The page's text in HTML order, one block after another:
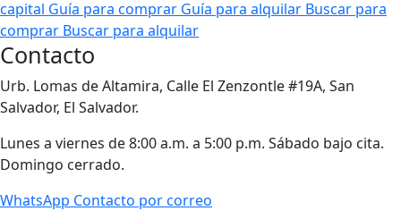
capital Guía para comprar Guía para alquilar Buscar para
comprar Buscar para alquilar
Contacto
Urb. Lomas de Altamira, Calle El Zenzontle #19A, San
Salvador, El Salvador.
Lunes a viernes de 8:00 a.m. a 5:00 p.m. Sábado bajo cita.
Domingo cerrado.
WhatsApp Contacto por correo